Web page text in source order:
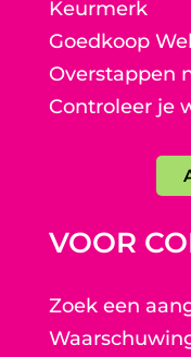
Keurmerk
Goedkoop
Overstappen
Controleer je
VOOR
Zoek een